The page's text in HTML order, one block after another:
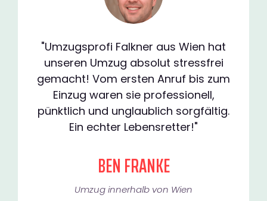
"Umzugsprofi Falkner aus Wien hat
unseren Umzug absolut stressfrei
gemacht! Vom ersten Anruf bis zum
Einzug waren sie professionell,
pünktlich und unglaublich sorgfältig.
Ein echter Lebensretter!"
BEN FRANKE
Umzug innerhalb von Wien​